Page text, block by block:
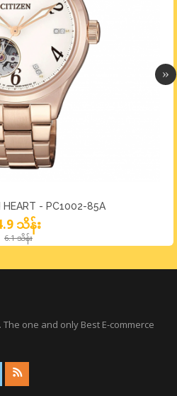
HEART - PC1002-85A
သိန်း
6.1 သိန်း
one and only Best E-commerce